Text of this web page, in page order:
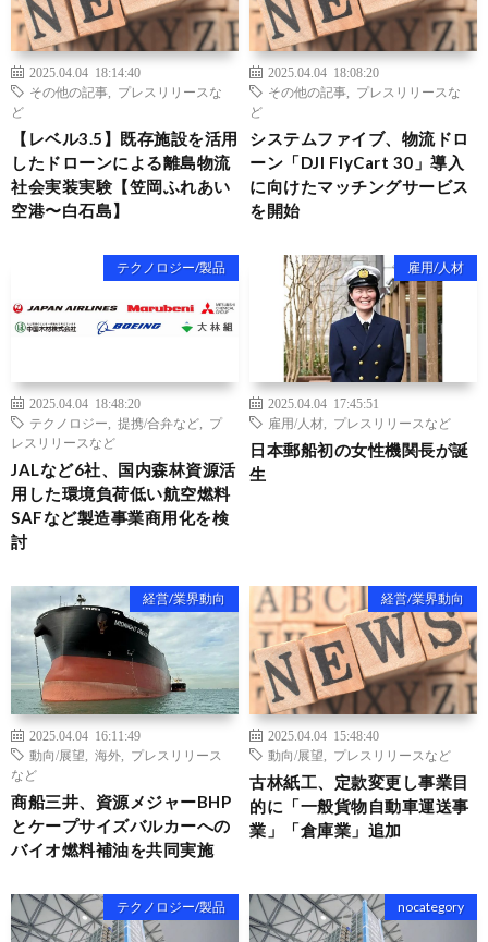
2025.04.04 18:14:40
その他の記事
プレスリリースな
ど
【レベル3.5】既存施設を活用
したドローンによる離島物流
社会実装実験【笠岡ふれあい
空港〜白石島】
2025.04.04 18:08:20
その他の記事
プレスリリースな
ど
システムファイブ、物流ドロ
ーン「DJI FlyCart 30」導入
に向けたマッチングサービス
を開始
テクノロジー/製品
2025.04.04 18:48:20
テクノロジー
提携/合弁など
プ
レスリリースなど
JALなど6社、国内森林資源活
用した環境負荷低い航空燃料
SAFなど製造事業商用化を検
討
雇用/人材
2025.04.04 17:45:51
雇用/人材
プレスリリースなど
日本郵船初の女性機関長が誕
生
経営/業界動向
2025.04.04 16:11:49
動向/展望
海外
プレスリリース
など
商船三井、資源メジャーBHP
とケープサイズバルカーへの
バイオ燃料補油を共同実施
経営/業界動向
2025.04.04 15:48:40
動向/展望
プレスリリースなど
古林紙工、定款変更し事業目
的に「一般貨物自動車運送事
業」「倉庫業」追加
テクノロジー/製品 nocategory